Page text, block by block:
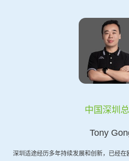
中国深圳
Tony
深圳适途经历多年持续发展和创新，已经